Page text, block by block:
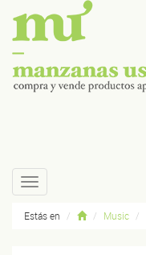
Toggle
navigation
Estás en Music